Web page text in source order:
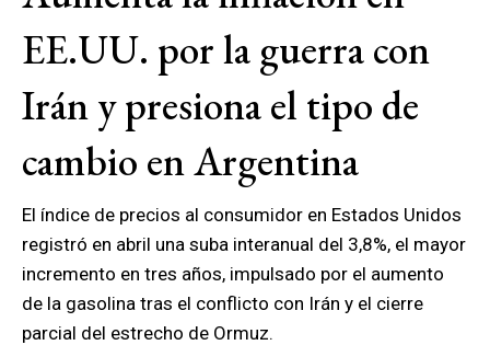
EE.UU. por la guerra con
Irán y presiona el tipo de
cambio en Argentina
El índice de precios al consumidor en Estados Unidos
registró en abril una suba interanual del 3,8%, el mayor
incremento en tres años, impulsado por el aumento
de la gasolina tras el conflicto con Irán y el cierre
parcial del estrecho de Ormuz.